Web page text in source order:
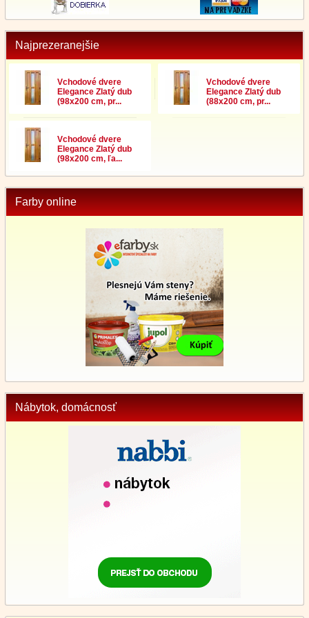
Najprezeranejšie
Vchodové dvere
Elegance Zlatý dub
(98x200 cm, pr...
Vchodové dvere
Elegance Zlatý dub
(88x200 cm, pr...
Vchodové dvere
Elegance Zlatý dub
(98x200 cm, ľa...
Farby online
Nábytok, domácnosť